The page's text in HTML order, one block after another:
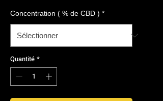
Concentration ( % de CBD ) *
Quantité *